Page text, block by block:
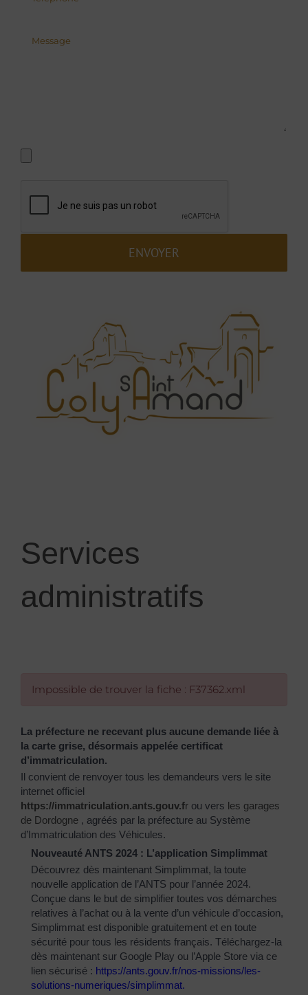
Services
administratifs
Impossible de trouver la fiche : F37362.xml
La préfecture ne recevant plus aucune demande liée à
la carte grise, désormais appelée certificat
d’immatriculation.
Il convient de renvoyer tous les demandeurs vers le site
internet officiel
https://immatriculation.ants.gouv.fr ou vers les garages
de Dordogne , agréés par la préfecture au Système
d’Immatriculation des Véhicules.
Nouveauté ANTS 2024 : L’application Simplimmat
Découvrez dès maintenant Simplimmat, la toute
nouvelle application de l’ANTS pour l’année 2024.
Conçue dans le but de simplifier toutes vos démarches
relatives à l’achat ou à la vente d’un véhicule d’occasion,
Simplimmat est disponible gratuitement et en toute
sécurité pour tous les résidents français. Téléchargez-la
dès maintenant sur Google Play ou l’Apple Store via ce
lien sécurisé : https://ants.gouv.fr/nos-missions/les-
solutions-numeriques/simplimmat.